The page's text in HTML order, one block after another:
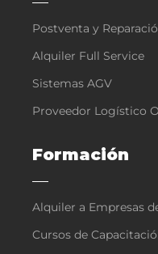
Postventa y
Alquiler Full Service
Sistemas AGV
Proveedor Logístico
Formación
Alquiler a Empresas
Cursos de